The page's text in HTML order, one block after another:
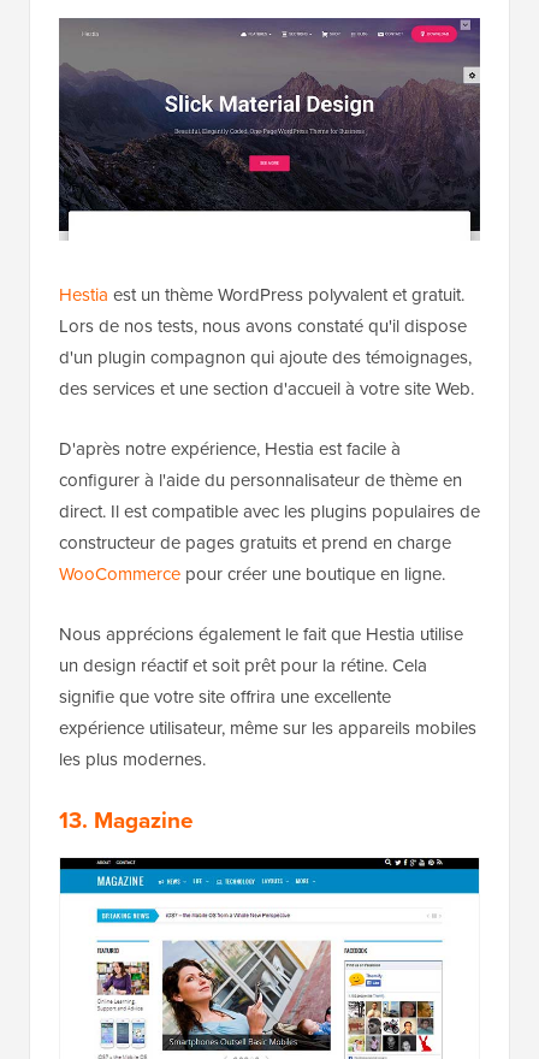
Hestia est un thème WordPress polyvalent et gratuit.
Lors de nos tests, nous avons constaté qu'il dispose
d'un plugin compagnon qui ajoute des témoignages,
des services et une section d'accueil à votre site Web.
D'après notre expérience, Hestia est facile à
configurer à l'aide du personnalisateur de thème en
direct. Il est compatible avec les plugins populaires de
constructeur de pages gratuits et prend en charge
WooCommerce pour créer une boutique en ligne.
Nous apprécions également le fait que Hestia utilise
un design réactif et soit prêt pour la rétine. Cela
signifie que votre site offrira une excellente
expérience utilisateur, même sur les appareils mobiles
les plus modernes.
13. Magazine